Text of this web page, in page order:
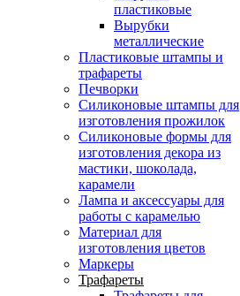
пластиковые
Вырубки
металлические
Пластиковые штампы и
трафареты
Печворки
Силиконовые штампы для
изготовления прожилок
Силиконовые формы для
изготовления декора из
мастики, шоколада,
карамели
Лампа и аксессуары для
работы с карамелью
Материал для
изготовления цветов
Маркеры
Трафареты